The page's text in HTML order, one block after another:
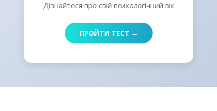
Дізнайтеся про свій психологічний вік
ПРОЙТИ ТЕСТ →